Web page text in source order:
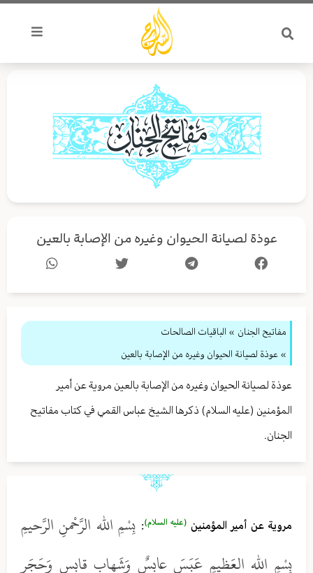
تخطي
المحتوى
عوذة لصيانة الحيوان وغيره من الإصابة بالعين
مفاتيح الجنان » الباقيات الصالحات
» عوذة لصيانة الحيوان وغيره من الإصابة بالعين
عوذة لصيانة الحيوان وغيره من الإصابة بالعين مروية عن أمير
المؤمنين (عليه السلام) ذكرها الشيخ عباس القمي في كتاب مفاتيح
الجنان.
مروية عن أمير المؤمنين (عليه السلام): بِسْمِ الله الرَّحْمنِ الرَّحيمِ
بِسْمِ الله العَظيمِ عَبَسَ عابِسٌ وَشَهاب قابِس وَحَجَرٍ